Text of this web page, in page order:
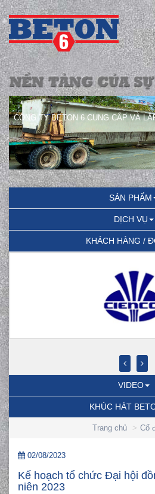
CÔNG TY BETON 6 CUNG CẤP VÀ
SẢN PHẨM
DỊCH VỤ
KHÁCH HÀNG /
VIDEO
KHÚC HÁT
Trang chủ Cổ
02/08/2023
Kế hoạch tổ chức Đại hội
niên 2023